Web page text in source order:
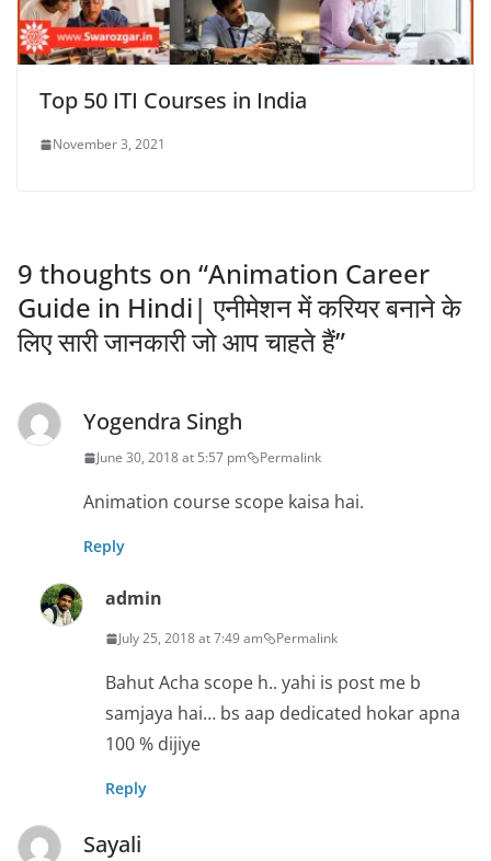
Top 50 ITI Courses in India
November 3, 2021
9 thoughts on “Animation Career
Guide in Hindi| एनीमेशन में करियर बनाने के
लिए सारी जानकारी जो आप चाहते हैं”
Yogendra Singh
June 30, 2018 at 5:57 pm Permalink
Animation course scope kaisa hai.
Reply
admin
July 25, 2018 at 7:49 am Permalink
Bahut Acha scope h.. yahi is post me b
samjaya hai… bs aap dedicated hokar apna
100 % dijiye
Reply
Sayali